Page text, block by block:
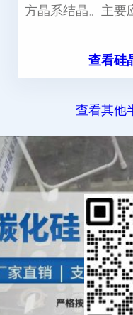
方晶系结晶。主要
查看硅
查看其他